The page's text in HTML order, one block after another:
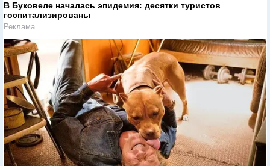
В Буковеле началась эпидемия: десятки туристов
госпитализированы
Реклама